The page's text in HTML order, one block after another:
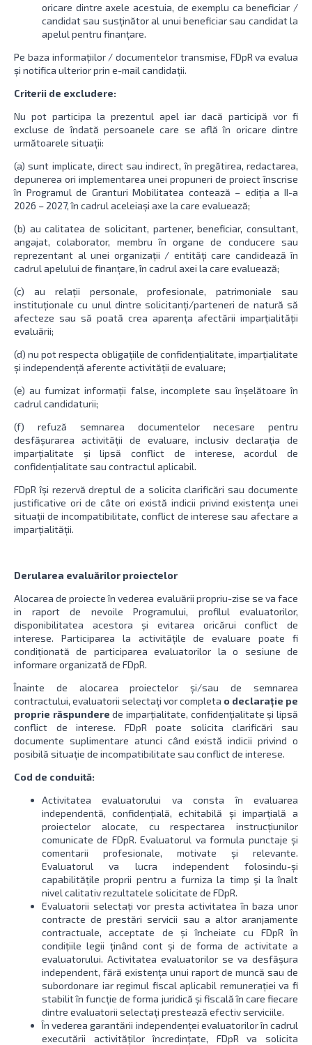
oricare dintre axele acestuia, de exemplu ca beneficiar /
candidat sau susținător al unui beneficiar sau candidat la
apelul pentru finanțare.
Pe baza informațiilor / documentelor transmise, FDpR va evalua
și notifica ulterior prin e-mail candidații.
Criterii de excludere:
Nu pot participa la prezentul apel iar dacă participă vor fi
excluse de îndată persoanele care se află în oricare dintre
următoarele situații:
(a) sunt implicate, direct sau indirect, în pregătirea, redactarea,
depunerea ori implementarea unei propuneri de proiect înscrise
în Programul de Granturi Mobilitatea contează – ediția a II-a
2026 – 2027, în cadrul aceleiași axe la care evaluează;
(b) au calitatea de solicitant, partener, beneficiar, consultant,
angajat, colaborator, membru în organe de conducere sau
reprezentant al unei organizații / entități care candidează în
cadrul apelului de finanțare, în cadrul axei la care evaluează;
(c) au relații personale, profesionale, patrimoniale sau
instituționale cu unul dintre solicitanți/parteneri de natură să
afecteze sau să poată crea aparența afectării imparțialității
evaluării;
(d) nu pot respecta obligațiile de confidențialitate, imparțialitate
și independență aferente activității de evaluare;
(e) au furnizat informații false, incomplete sau înșelătoare în
cadrul candidaturii;
(f) refuză semnarea documentelor necesare pentru
desfășurarea activității de evaluare, inclusiv declarația de
imparțialitate și lipsă conflict de interese, acordul de
confidențialitate sau contractul aplicabil.
FDpR își rezervă dreptul de a solicita clarificări sau documente
justificative ori de câte ori există indicii privind existența unei
situații de incompatibilitate, conflict de interese sau afectare a
imparțialității.
Derularea evaluărilor proiectelor
Alocarea de proiecte în vederea evaluării propriu-zise se va face
in raport de nevoile Programului, profilul evaluatorilor,
disponibilitatea acestora și evitarea oricărui conflict de
interese. Participarea la activitățile de evaluare poate fi
condiționată de participarea evaluatorilor la o sesiune de
informare organizată de FDpR.
Înainte de alocarea proiectelor și/sau de semnarea
contractului, evaluatorii selectați vor completa o declarație pe
proprie răspundere de imparțialitate, confidențialitate și lipsă
conflict de interese. FDpR poate solicita clarificări sau
documente suplimentare atunci când există indicii privind o
posibilă situație de incompatibilitate sau conflict de interese.
Cod de conduită:
Activitatea evaluatorului va consta în evaluarea
independentă, confidențială, echitabilă și imparțială a
proiectelor alocate, cu respectarea instrucțiunilor
comunicate de FDpR. Evaluatorul va formula punctaje și
comentarii profesionale, motivate și relevante.
Evaluatorul va lucra independent folosindu-și
capabilitățile proprii pentru a furniza la timp şi la înalt
nivel calitativ rezultatele solicitate de FDpR.
Evaluatorii selectați vor presta activitatea în baza unor
contracte de prestări servicii sau a altor aranjamente
contractuale, acceptate de și încheiate cu FDpR în
condițiile legii ținând cont și de forma de activitate a
evaluatorului. Activitatea evaluatorilor se va desfășura
independent, fără existența unui raport de muncă sau de
subordonare iar regimul fiscal aplicabil remunerației va fi
stabilit în funcție de forma juridică și fiscală în care fiecare
dintre evaluatorii selectați prestează efectiv serviciile.
În vederea garantării independenței evaluatorilor în cadrul
executării activităților încredințate, FDpR va solicita